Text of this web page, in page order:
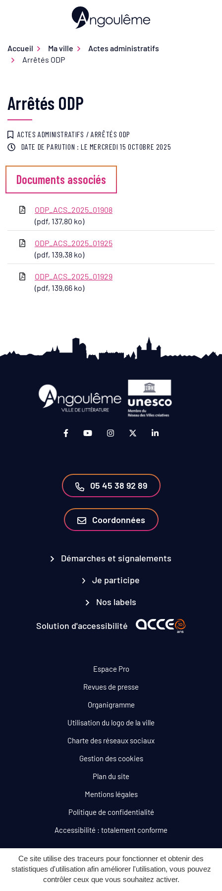
Ce site utilise des traceurs pour fonctionner et obtenir des
statistiques d'utilisation afin améliorer l'utilisation, vous pouvez
contrôler ceux que vous souhaitez activer.
Ville d'Angoulême
Accueil Ma ville
Actes administratifs
Arrêtés ODP
Arrêtés ODP
ACTES ADMINISTRATIFS / ARRÊTÉS ODP
DATE DE PARUTION : LE MERCREDI 15 OCTOBRE 2025
Documents associés
ODP_ACS_2025_01908
(pdf, 137,80 ko)
ODP_ACS_2025_01925
(pdf, 139,38 ko)
ODP_ACS_2025_01929
(pdf, 139,66 ko)
Lien vers le compte Facebook (ouverture
Lien vers la chaîne Youtube
Lien vers le compte
Lien vers le compte
Lien vers le
05 45 38 92 89
Coordonnées
Démarches et signalements
Je participe
Nos labels
Solution d'accessibilité
Espace Pro
Revues de presse
Organigramme
Utilisation du logo de la ville
Charte des réseaux sociaux
Gestion des cookies
Plan du site
Mentions légales
Politique de confidentialité
Accessibilité : totalement conforme